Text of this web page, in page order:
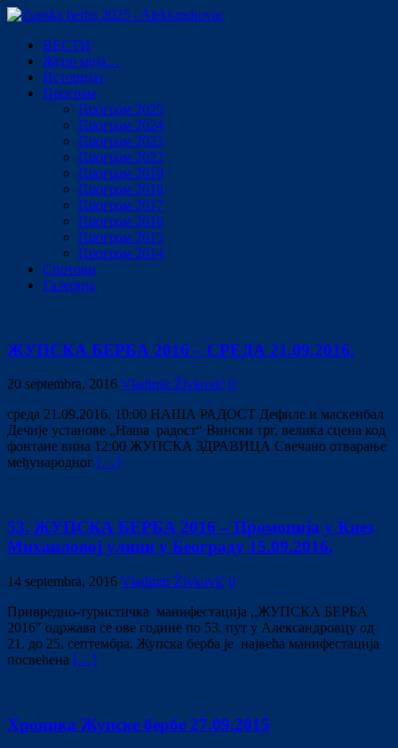
ВЕСТИ
Жупо моја…
Историјат
Програм
Програм 2025
Програм 2024
Програм 2023
Програм 2022
Програм 2019
Програм 2018
Програм 2017
Програм 2016
Програм 2015
Програм 2014
Спотови
Галерија
ЖУПСКА БЕРБА 2016 – СРЕДА 21.09.2016.
20 septembra, 2016 Vladimir Živković 0
среда 21.09.2016. 10:00 НАША РАДОСТ Дефиле и маскенбал
Дечије установе „Наша радост“ Вински трг, велика сцена код
фонтане вина 12:00 ЖУПСКА ЗДРАВИЦА Свечано отварање
међународног […]
53. ЖУПСКА БЕРБА 2016 – Промоција у Кнез
Михаиловој улици у Београду 15.09.2016.
14 septembra, 2016 Vladimir Živković 0
Привредно-туристичка манифестација ,,ЖУПСКА БЕРБА
2016″ одржава се ове године по 53. пут у Александровцу од
21. до 25. септембра. Жупска берба је највећа манифестација
посвећена […]
Хроника Жупске бербе 27.09.2015